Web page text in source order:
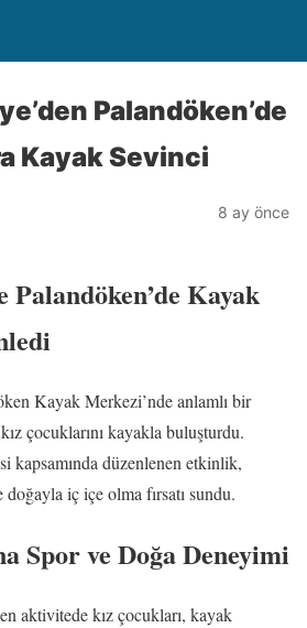
Palandöken’de
Kayak Sevinci
8 ay önce
Kayak
Kayak Merkezi’nde anlamlı bir
çocuklarını kayakla buluşturdu.
kapsamında düzenlenen etkinlik,
iç içe olma fırsatı sundu.
Spor ve Doğa Deneyimi
aktivitede kız çocukları, kayak